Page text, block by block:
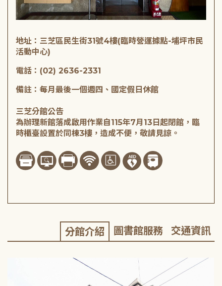
地址：三芝區民生街31號4樓(臨時營運據點-埔坪市民
活動中心)
電話：(02) 2636-2331
備註：每月最後一個週四、國定假日休館
三芝分館公告
為辦理新館落成啟用作業自115年7月13日起閉館，臨
時櫃臺設置於同棟3樓，造成不便，敬請見諒。
分館介紹 圖書館服務 交通資訊